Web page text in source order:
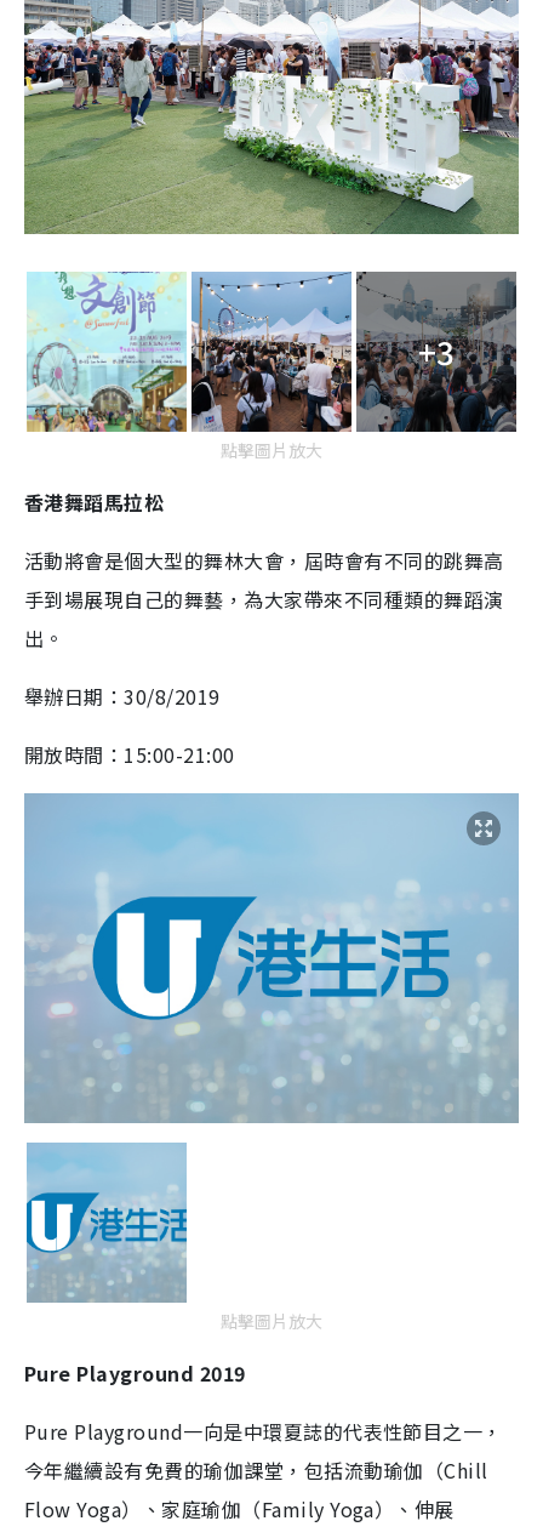
+3
點擊圖片放大
香港舞蹈馬拉松
活動將會是個大型的舞林大會，屆時會有不同的跳舞高
手到場展現自己的舞藝，為大家帶來不同種類的舞蹈演
出。
舉辦日期：30/8/2019
開放時間：15:00-21:00
點擊圖片放大
Pure Playground 2019
Pure Playground一向是中環夏誌的代表性節目之一，
今年繼續設有免費的瑜伽課堂，包括流動瑜伽（Chill
Flow Yoga）、家庭瑜伽（Family Yoga）、伸展